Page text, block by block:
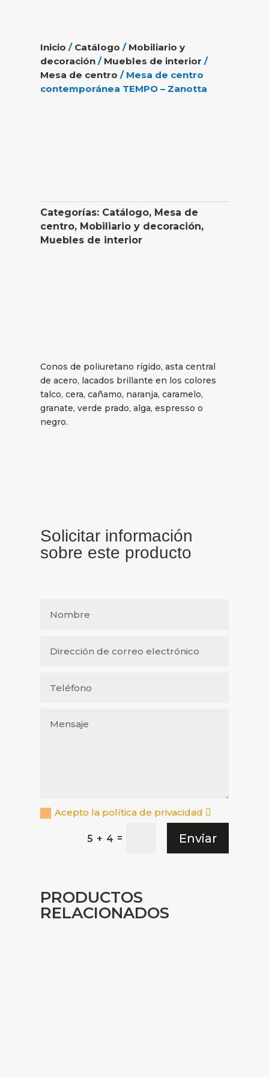
Inicio / Catálogo / Mobiliario y
decoración / Muebles de interior /
Mesa de centro / Mesa de centro
contemporánea TEMPO – Zanotta
Categorías: Catálogo, Mesa de
centro, Mobiliario y decoración,
Muebles de interior
Conos de poliuretano rígido, asta central
de acero, lacados brillante en los colores
talco, cera, cañamo, naranja, caramelo,
granate, verde prado, alga, espresso o
negro.
Solicitar información
sobre este producto
Acepto la política de privacidad
5 + 4 = Enviar
PRODUCTOS
RELACIONADOS